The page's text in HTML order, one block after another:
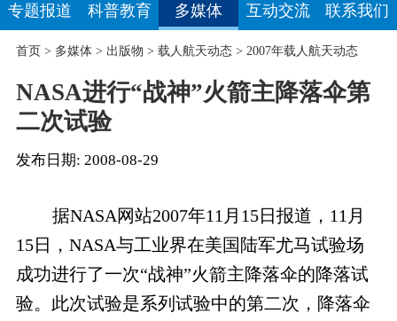
专题报道 科普教育 多媒体 互动交流 联系我们
首页> 多媒体> 出版物 > 载人航天动态> 2007年载人航天动态
NASA进行“战神”火箭主降落伞第
二次试验
发布日期: 2008-08-29
据NASA网站2007年11月15日报道，11月
15日，NASA与工业界在美国陆军尤马试验场
成功进行了一次“战神”火箭主降落伞的降落试
验。此次试验是系列试验中的第二次，降落伞